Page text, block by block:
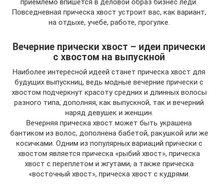
приемлемо впишется в деловой образ бизнес леди.
Повседневная прическа хвост устроит вас, как вариант,
на отдыхе, учебе, работе, прогулке.
Вечерние прически хвост – идеи прически
с хвостом на выпускной
Наиболее интересной идеей станет прическа хвост для
будущих выпускниц, ведь модные вечерние прически с
хвостом подчеркнут красоту средних и длинных волосы
разного типа, дополняя, как выпускной, так и вечерний
наряд девушек и женщин.
Вечерняя прическа хвост может быть украшена
бантиком из волос, дополнена бабетой, ракушкой или же
косичками. Одним из популярных вариаций прически с
хвостом является прическа «рыбий хвост», прическа
хвост с переплетом и жгутами, а также прическа
«восточный хвост», прическа хвост с кудрями.